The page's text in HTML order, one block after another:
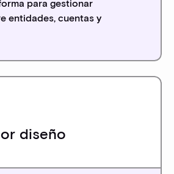
para gestionar
entidades, cuentas y
diseño